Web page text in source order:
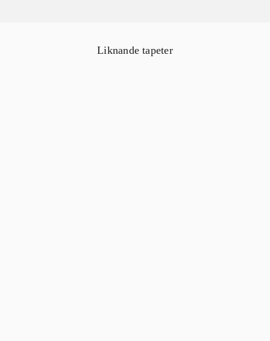
Liknande tapeter